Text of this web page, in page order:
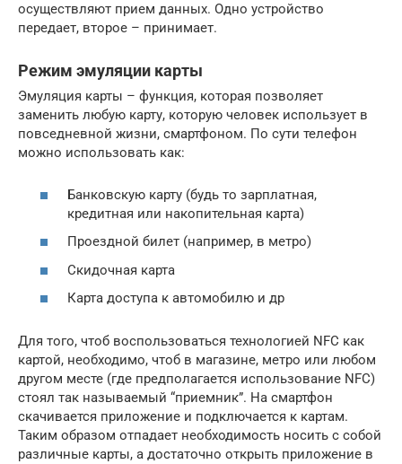
осуществляют прием данных. Одно устройство
передает, второе – принимает.
Режим эмуляции карты
Эмуляция карты – функция, которая позволяет
заменить любую карту, которую человек использует в
повседневной жизни, смартфоном. По сути телефон
можно использовать как:
Банковскую карту (будь то зарплатная,
кредитная или накопительная карта)
Проездной билет (например, в метро)
Скидочная карта
Карта доступа к автомобилю и др
Для того, чтоб воспользоваться технологией NFC как
картой, необходимо, чтоб в магазине, метро или любом
другом месте (где предполагается использование NFC)
стоял так называемый “приемник”. На смартфон
скачивается приложение и подключается к картам.
Таким образом отпадает необходимость носить с собой
различные карты, а достаточно открыть приложение в